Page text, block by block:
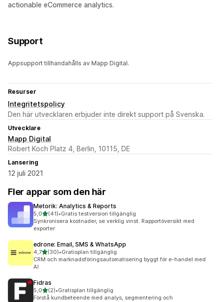
actionable eCommerce analytics.
Support
Appsupport tillhandahålls av Mapp Digital.
Resurser
Integritetspolicy
Den här utvecklaren erbjuder inte direkt support på Svenska.
Utvecklare
Mapp Digital
Robert Koch Platz 4, Berlin, 10115, DE
Lansering
12 juli 2021
Fler appar som den här
Metorik: Analytics & Reports
5,0av 5 stjärnor
(41)
41 recensioner totalt
•Gratis testversion tillgänglig
Synkronisera kostnader, se verklig vinst. Rapportöversikt med
exporter
edrone: Email, SMS & WhatsApp
4,7av 5 stjärnor
(30)
30 recensioner totalt
•Gratisplan tillgänglig
CRM och marknadsföringsautomatisering byggt för e-handel med
AI
Fidras
5,0av 5 stjärnor
(2)
2 recensioner totalt
•Gratisplan tillgänglig
Förstå kundbeteende med analys, segmentering och